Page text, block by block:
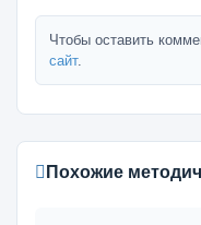
Чтобы оставить
сайт.
Похожие